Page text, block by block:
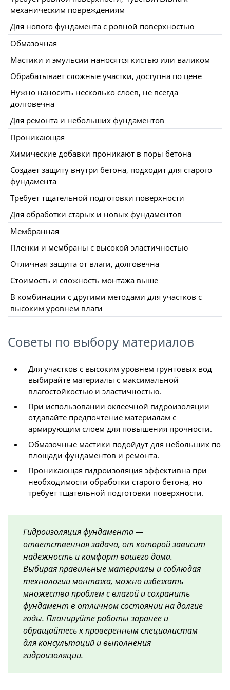
механическим повреждениям
Для нового фундамента с ровной поверхностью
Обмазочная
Мастики и эмульсии наносятся кистью или валиком
Обрабатывает сложные участки, доступна по цене
Нужно наносить несколько слоев, не всегда
долговечна
Для ремонта и небольших фундаментов
Проникающая
Химические добавки проникают в поры бетона
Создаёт защиту внутри бетона, подходит для старого
фундамента
Требует тщательной подготовки поверхности
Для обработки старых и новых фундаментов
Мембранная
Пленки и мембраны с высокой эластичностью
Отличная защита от влаги, долговечна
Стоимость и сложность монтажа выше
В комбинации с другими методами для участков с
высоким уровнем влаги
Советы по выбору материалов
Для участков с высоким уровнем грунтовых вод
выбирайте материалы с максимальной
влагостойкостью и эластичностью.
При использовании оклеечной гидроизоляции
отдавайте предпочтение материалам с
армирующим слоем для повышения прочности.
Обмазочные мастики подойдут для небольших по
площади фундаментов и ремонта.
Проникающая гидроизоляция эффективна при
необходимости обработки старого бетона, но
требует тщательной подготовки поверхности.
Гидроизоляция фундамента —
ответственная задача, от которой зависит
надежность и комфорт вашего дома.
Выбирая правильные материалы и соблюдая
технологии монтажа, можно избежать
множества проблем с влагой и сохранить
фундамент в отличном состоянии на долгие
годы. Планируйте работы заранее и
обращайтесь к проверенным специалистам
для консультаций и выполнения
гидроизоляции.